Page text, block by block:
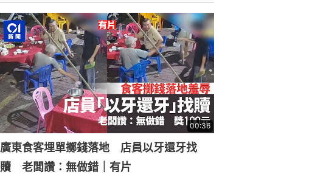
00:36
廣東食客埋單擲錢落地 店員以牙還牙找
贖 老闆讚：無做錯｜有片